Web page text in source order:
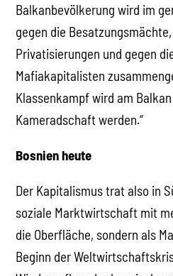
Balkanbevölkerung wird im
gegen die
Privatisierungen und gegen
Mafiakapitalisten
Klassenkampf wird am
Kameradschaft werden.“
Bosnien heute
Der Kapitalismus trat also in
soziale Marktwirtschaft mit
die Oberfläche, sondern als
Beginn der